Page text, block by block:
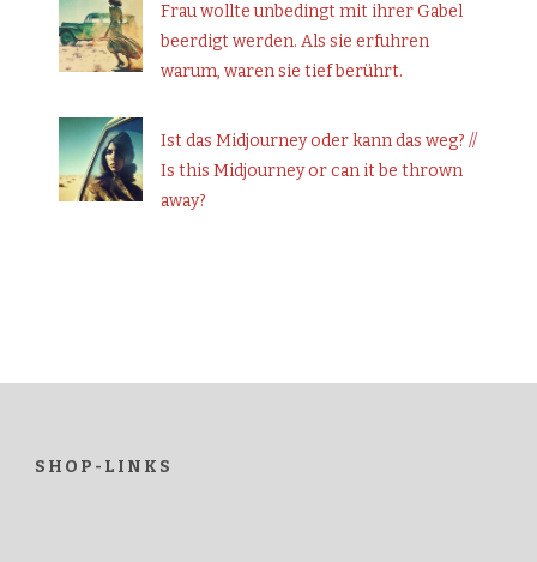
Frau wollte unbedingt mit ihrer Gabel
beerdigt werden. Als sie erfuhren
warum, waren sie tief berührt.
Ist das Midjourney oder kann das weg? //
Is this Midjourney or can it be thrown
away?
SHOP-LINKS